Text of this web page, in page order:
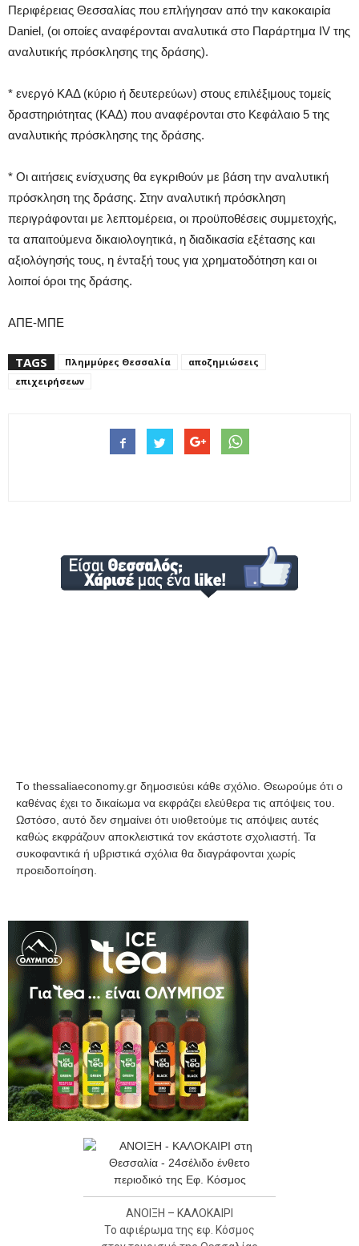
Περιφέρειας Θεσσαλίας που επλήγησαν από την κακοκαιρία
Daniel, (οι οποίες αναφέρονται αναλυτικά στο Παράρτημα IV της
αναλυτικής πρόσκλησης της δράσης).
* ενεργό ΚΑΔ (κύριο ή δευτερεύων) στους επιλέξιμους τομείς
δραστηριότητας (ΚΑΔ) που αναφέρονται στο Κεφάλαιο 5 της
αναλυτικής πρόσκλησης της δράσης.
* Οι αιτήσεις ενίσχυσης θα εγκριθούν με βάση την αναλυτική
πρόσκληση της δράσης. Στην αναλυτική πρόσκληση
περιγράφονται με λεπτομέρεια, οι προϋποθέσεις συμμετοχής,
τα απαιτούμενα δικαιολογητικά, η διαδικασία εξέτασης και
αξιολόγησής τους, η ένταξή τους για χρηματοδότηση και οι
λοιποί όροι της δράσης.
ΑΠΕ-ΜΠΕ
TAGS Πλημμύρες Θεσσαλία
αποζημιώσεις
επιχειρήσεων
Tο thessaliaeconomy.gr δημοσιεύει κάθε σχόλιο. Θεωρούμε ότι ο
καθένας έχει το δικαίωμα να εκφράζει ελεύθερα τις απόψεις του.
Ωστόσο, αυτό δεν σημαίνει ότι υιοθετούμε τις απόψεις αυτές
καθώς εκφράζουν αποκλειστικά τον εκάστοτε σχολιαστή. Τα
συκοφαντικά ή υβριστικά σχόλια θα διαγράφονται χωρίς
προειδοποίηση.
ΑΝΟΙΞΗ – ΚΑΛΟΚΑΙΡΙ
Το αφιέρωμα της εφ. Κόσμος